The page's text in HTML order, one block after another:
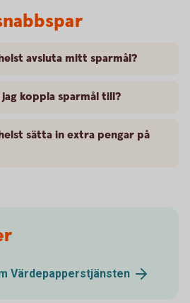
avsluta mitt sparmål?
koppla sparmål till?
sätta in extra pengar på
Värdepapperstjänsten